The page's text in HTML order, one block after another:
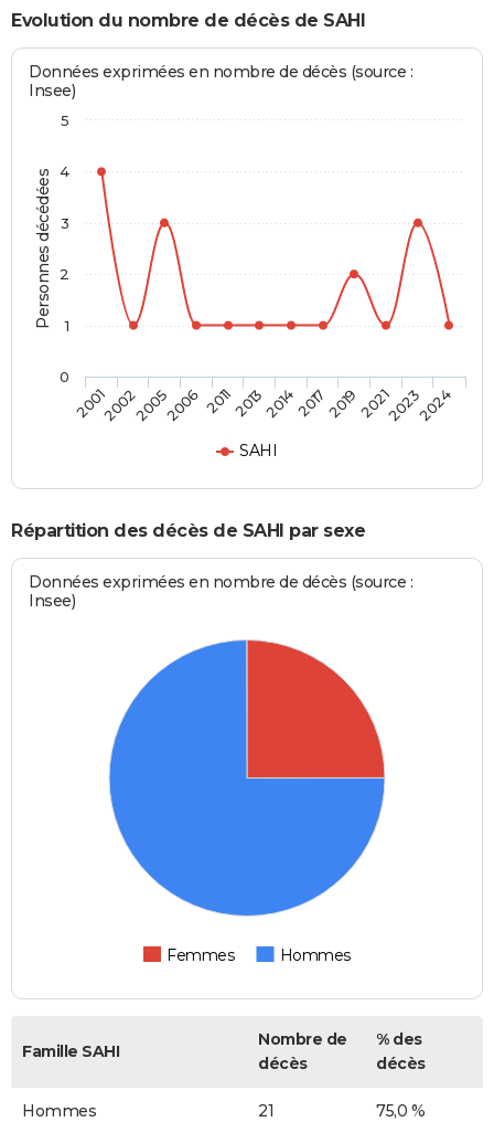
Evolution du nombre de décès de SAHI
Personnes décédées
Données exprimées en nombre de décès (source :
Insee)
SAHI
2001200220052006 20112013201420172019202120232024
0
1
2
3
4
5
Répartition des décès de SAHI par sexe
Données exprimées en nombre de décès (source :
Insee)
Femmes Hommes
Famille SAHI
Nombre de
décès
% des
décès
Hommes 21 75,0 %